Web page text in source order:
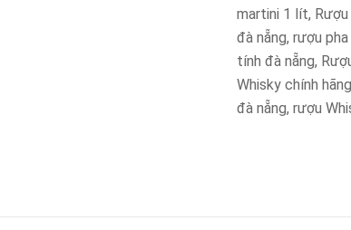
martini 1 lít,
đà nẵng,rượu
tính đà nẵng,
Whisky chính
đà nẵng,rượu